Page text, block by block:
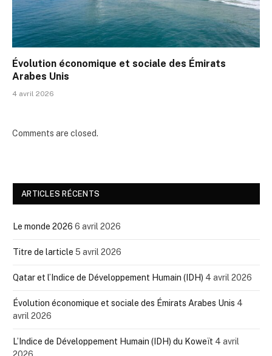
Évolution économique et sociale des Émirats
Arabes Unis
4 avril 2026
Comments are closed.
ARTICLES RÉCENTS
Le monde 2026 6 avril 2026
Titre de larticle 5 avril 2026
Qatar et l’Indice de Développement Humain (IDH) 4 avril 2026
Évolution économique et sociale des Émirats Arabes Unis 4
avril 2026
L’Indice de Développement Humain (IDH) du Koweït 4 avril